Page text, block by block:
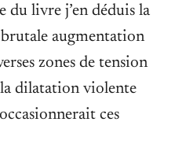
du livre j’en déduis la
brutale augmentation
zones de tension
dilatation violente
ces